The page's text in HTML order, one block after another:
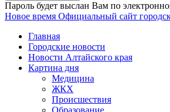
Пароль будет выслан Вам по
Новое время Официальный сайт
Главная
Городские новости
Новости Алтайского края
Картина дня
Медицина
ЖКХ
Происшествия
Образование